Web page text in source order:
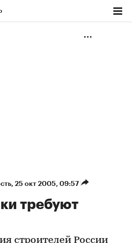
⁠, 25 окт 2005, 09:57
требуют
строителей России